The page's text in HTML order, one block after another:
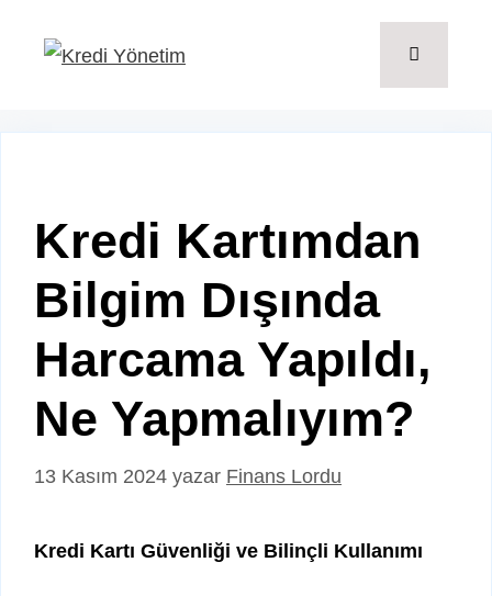
Kredi Kartımdan
Bilgim Dışında
Harcama Yapıldı,
Ne Yapmalıyım?
13 Kasım 2024 yazar Finans Lordu
Kredi Kartı Güvenliği ve Bilinçli Kullanımı